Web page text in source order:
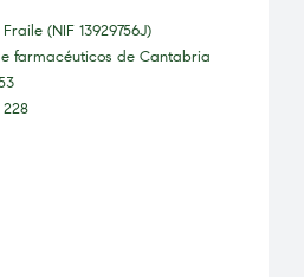
(NIF 13929756J)
farmacéuticos de Cantabria